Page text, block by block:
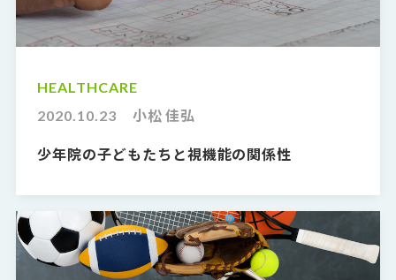
HEALTHCARE
2020.10.23
小松 佳弘
少年院の子どもたちと視機能の関係性